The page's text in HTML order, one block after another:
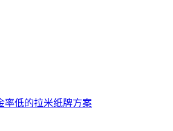
率低的拉米纸牌方案